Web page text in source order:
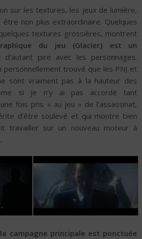
sur les textures, les jeux de lumière,
non plus extraordinaire. Quelques
textures grossières, montrent
du jeu (Glacier) est un
d’autant pire avec les personnages.
personnellement trouvé que les PNJ et
sont vraiment pas à la hauteur des
si je n’y ai pas accordé tant
fois pris « au jeu » de l’assassinat,
d’être soulevé et qui montre bien
travailler sur un nouveau moteur à
campagne principale est ponctuée